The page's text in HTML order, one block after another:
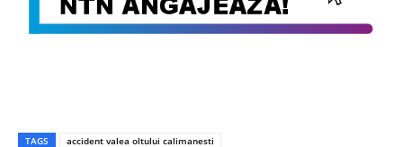
TAGS accident valea oltului calimanesti